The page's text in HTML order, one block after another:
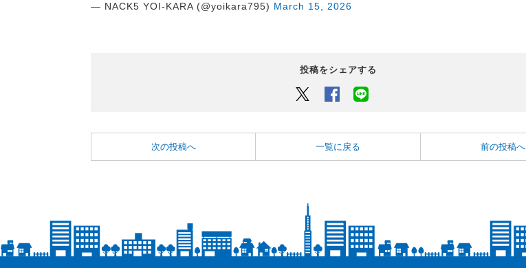
— NACK5 YOI-KARA (@yoikara795) March 15, 2026
投稿をシェアする
Twitter Facebook
次の投稿へ 一覧に戻る 前の投稿へ